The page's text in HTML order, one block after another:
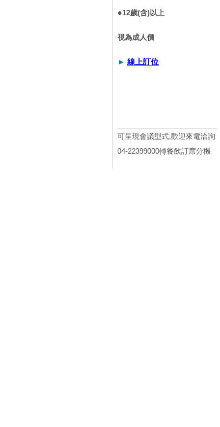
●12歲(含)以上
視為成人價
► 線上訂位
可呈現會議型式,歡迎來電洽詢
04-22399000轉餐飲訂席分機